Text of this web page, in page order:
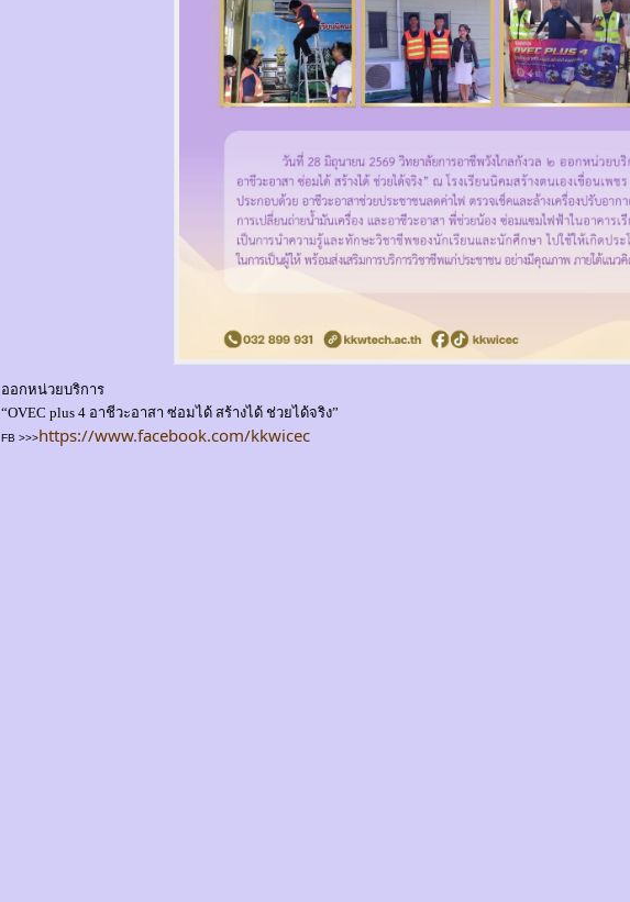
ออกหน่วยบริการ
“OVEC plus 4 อาชีวะอาสา ซ่อมได้ สร้างได้ ช่วยได้จริง”
FB >>>https://www.facebook.com/kkwicec